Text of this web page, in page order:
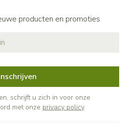
producten en promoties
schrijft u zich in voor onze
met onze privacy policy.